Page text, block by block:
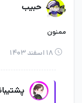
حبیب
ممنون
۱۸ اسفند ۱۴۰۳